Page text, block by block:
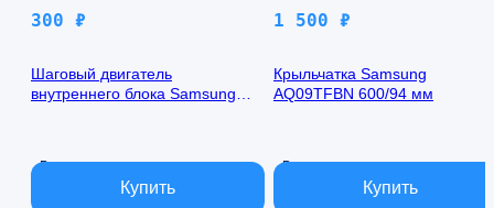
300 ₽
Шаговый двигатель
внутреннего блока Samsung
В наличии
1 500 ₽
Крыльчатка Samsung
AQ09TFBN 600/94 мм
В наличии